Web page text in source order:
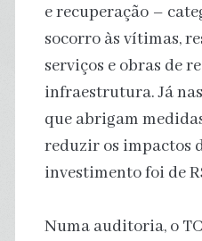
e recuperação –
socorro às vítimas,
serviços e obras de
infraestrutura. Já
que abrigam
reduzir os impactos
investimento foi de
Numa auditoria, o